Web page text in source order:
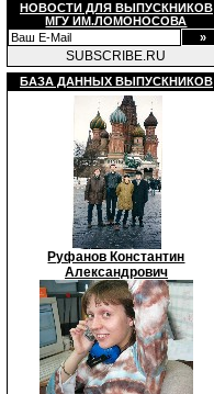
НОВОСТИ ДЛЯ ВЫПУСКНИКОВ
МГУ ИМ.ЛОМОНОСОВА
SUBSCRIBE.RU
БАЗА ДАННЫХ ВЫПУСКНИКОВ
Руфанов Константин
Александрович